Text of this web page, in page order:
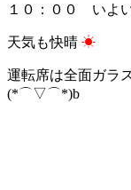
１０：００ いよ
天気も快晴 ☀
運転席は全面ガラ
(*⌒▽⌒*)b